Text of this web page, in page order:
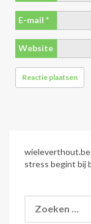
E-mail *
Website
wieleverthout.be
stress begint bij
naar: